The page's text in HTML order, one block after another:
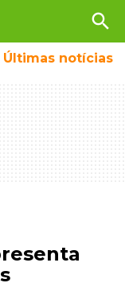
search
Últimas notícias